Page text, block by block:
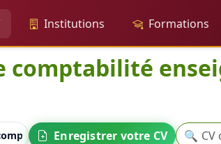
Institutions Formations
comptabilité
enseignant-e en école
Enregistrer votre CV 🔍